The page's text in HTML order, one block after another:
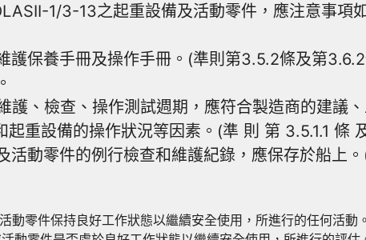
1/3-13之起重設備及活動零件，應注意事項如
養手冊及操作手冊。(準則第3.5.2條及第3.6.2
檢查、操作測試週期，應符合製造商的建議、
重設備的操作狀況等因素。(準 則 第 3.5.1.1 條
零件的例行檢查和維護紀錄，應保存於船上。(
零件保持良好工作狀態以繼續安全使用，所進行的任何活動。